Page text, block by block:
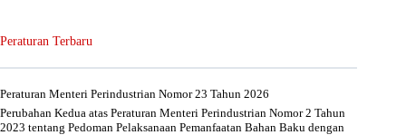
Peraturan Terbaru
Peraturan Menteri Perindustrian Nomor 23 Tahun 2026
Perubahan Kedua atas Peraturan Menteri Perindustrian Nomor 2 Tahun
2023 tentang Pedoman Pelaksanaan Pemanfaatan Bahan Baku dengan